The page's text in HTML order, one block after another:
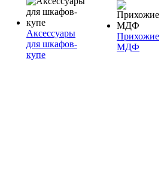
Аксессуары
для шкафов-
купе
Прихожие
МДФ